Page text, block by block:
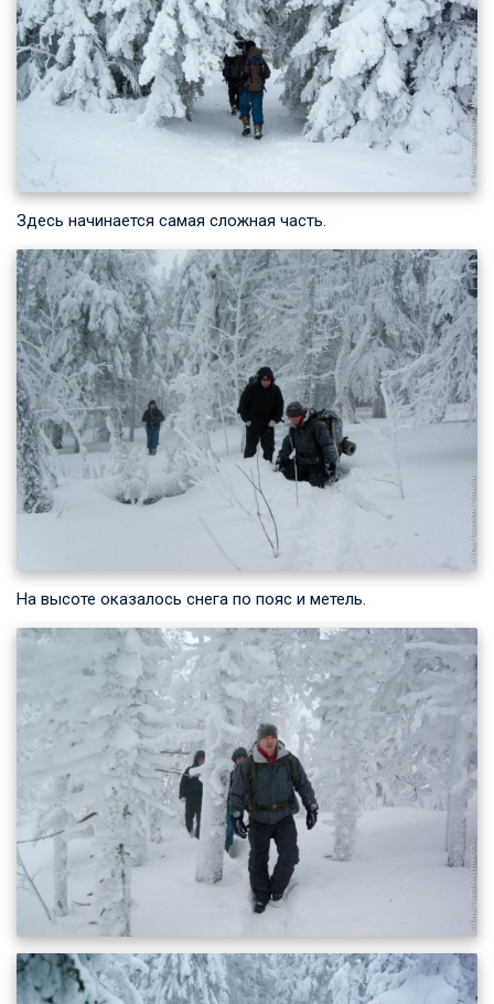
Здесь начинается самая сложная часть.
На высоте оказалось снега по пояс и метель.